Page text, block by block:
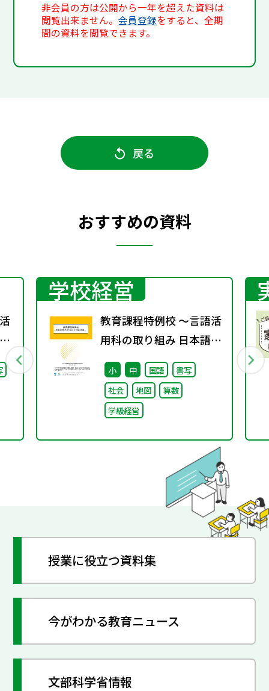
非会員の方は公開から一年を超えた資料は
閲覧出来ません。会員登録をすると、全期
間の資料を閲覧できます。
戻る
おすすめの資料
学校経営
教育課程特例校 ～言語活
用科の取り組み 日本語分
野編～
小 中 国語
書写
社会
地図
算数
学級経営
授業に役立つ資料集
今がわかる教育ニュース
文部科学省情報